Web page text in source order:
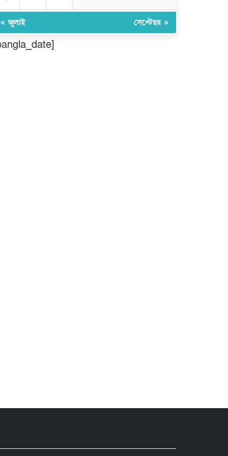
মুন্সীগঞ্জ লৌহজংয়ে শিক্ষার্থীদের নিয়ে
মাদকবিরোধী ক্যাম্পেইন
« জুলাই সেপ্টেম্বর »